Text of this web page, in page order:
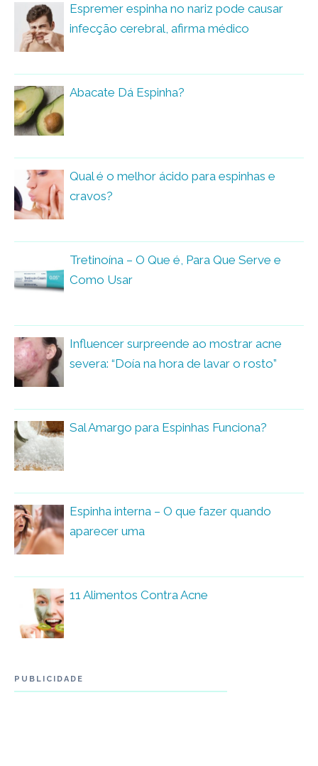
Espremer espinha no nariz pode causar
infecção cerebral, afirma médico
Abacate Dá Espinha?
Qual é o melhor ácido para espinhas e
cravos?
Tretinoína – O Que é, Para Que Serve e
Como Usar
Influencer surpreende ao mostrar acne
severa: “Doía na hora de lavar o rosto”
Sal Amargo para Espinhas Funciona?
Espinha interna – O que fazer quando
aparecer uma
11 Alimentos Contra Acne
PUBLICIDADE